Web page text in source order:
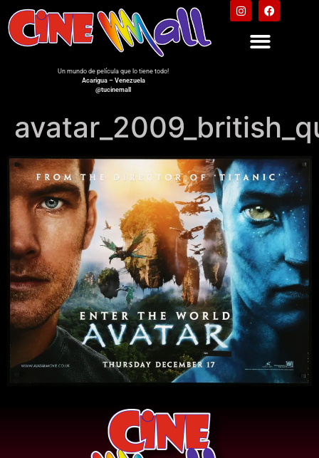
Un mundo de película que lo tiene todo!
Acarigua – Venezuela
@tucinemall